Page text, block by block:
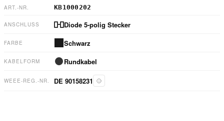
ART.-NR. KB1000202
ANSCHLUSS Diode 5-polig Stecker
FARBE Schwarz
KABELFORM Rundkabel
WEEE-REG.-NR. DE 90158231